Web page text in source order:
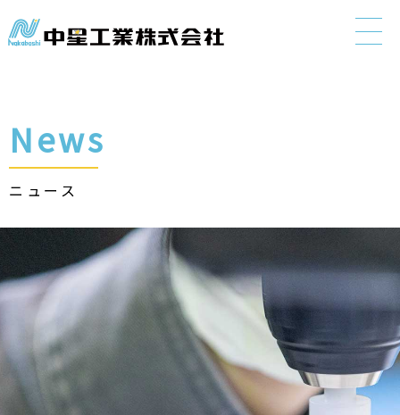
"> 中星工
News
ニュース